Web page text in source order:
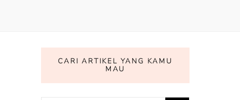
CARI ARTIKEL YANG KAMU
MAU